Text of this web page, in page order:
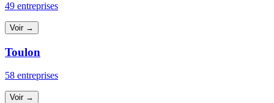
49 entreprises
Voir →
Toulon
58 entreprises
Voir →